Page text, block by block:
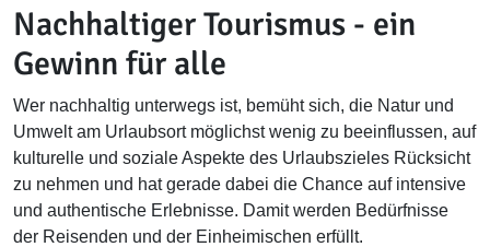
Nachhaltiger Tourismus - ein
Gewinn für alle
Wer nachhaltig unterwegs ist, bemüht sich, die Natur und
Umwelt am Urlaubsort möglichst wenig zu beeinflussen, auf
kulturelle und soziale Aspekte des Urlaubszieles Rücksicht
zu nehmen und hat gerade dabei die Chance auf intensive
und authentische Erlebnisse. Damit werden Bedürfnisse
der Reisenden und der Einheimischen erfüllt.